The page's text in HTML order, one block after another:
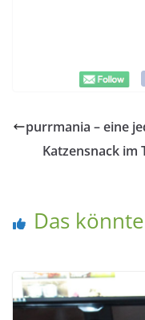
purrmania – eine
Katzensnack im
Das